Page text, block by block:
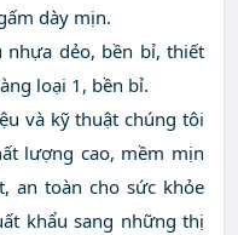
dày mịn.
nhựa dẻo, bền bỉ, thiết
loại 1, bền bỉ.
và kỹ thuật chúng tôi
lượng cao, mềm mịn
an toàn cho sức khỏe
khẩu sang những thị